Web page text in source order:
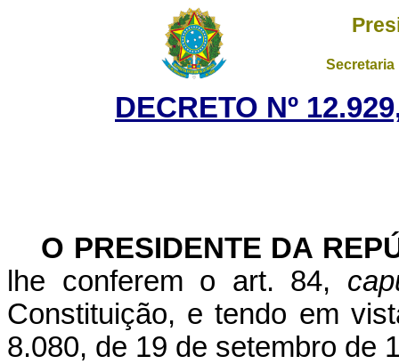
DECRETO Nº
O PRESIDENTE DA
lhe conferem o art. 84,
Constituição, e tendo em
8.080, de 19 de setembro de